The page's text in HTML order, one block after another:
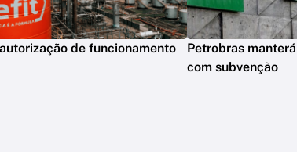
de funcionamento
Petrobras
com subvenção